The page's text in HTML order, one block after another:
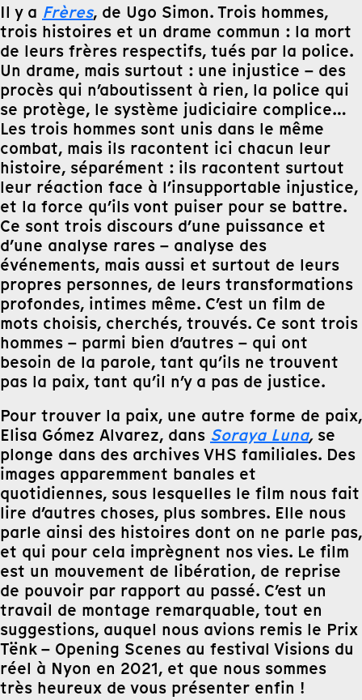
Il y a Frères, de Ugo Simon. Trois hommes,
trois histoires et un drame commun : la mort
de leurs frères respectifs, tués par la police.
Un drame, mais surtout : une injustice – des
procès qui n’aboutissent à rien, la police qui
se protège, le système judiciaire complice…
Les trois hommes sont unis dans le même
combat, mais ils racontent ici chacun leur
histoire, séparément : ils racontent surtout
leur réaction face à l’insupportable injustice,
et la force qu’ils vont puiser pour se battre.
Ce sont trois discours d’une puissance et
d’une analyse rares – analyse des
événements, mais aussi et surtout de leurs
propres personnes, de leurs transformations
profondes, intimes même. C’est un film de
mots choisis, cherchés, trouvés. Ce sont trois
hommes – parmi bien d’autres – qui ont
besoin de la parole, tant qu’ils ne trouvent
pas la paix, tant qu’il n’y a pas de justice.
Pour trouver la paix, une autre forme de paix,
Elisa Gómez Alvarez, dans Soraya Luna, se
plonge dans des archives VHS familiales. Des
images apparemment banales et
quotidiennes, sous lesquelles le film nous fait
lire d’autres choses, plus sombres. Elle nous
parle ainsi des histoires dont on ne parle pas,
et qui pour cela imprègnent nos vies. Le film
est un mouvement de libération, de reprise
de pouvoir par rapport au passé. C’est un
travail de montage remarquable, tout en
suggestions, auquel nous avions remis le Prix
Tënk – Opening Scenes au festival Visions du
réel à Nyon en 2021, et que nous sommes
très heureux de vous présenter enfin !